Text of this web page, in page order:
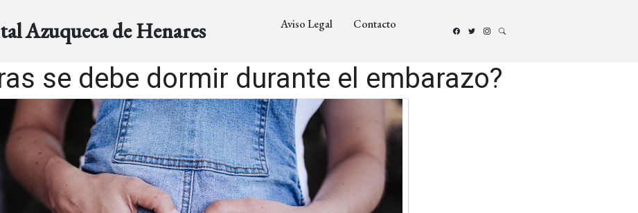
Azuqueca de Henares Aviso Legal Contacto
se debe dormir durante el embarazo?